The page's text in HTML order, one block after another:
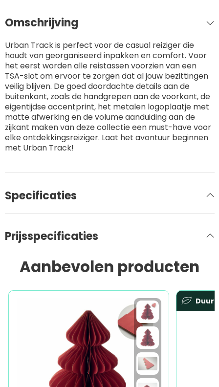
Omschrijving
Urban Track is perfect voor de casual reiziger die
houdt van georganiseerd inpakken en comfort. Voor
het eerst worden alle reistassen voorzien van een
TSA-slot om ervoor te zorgen dat al jouw bezittingen
veilig blijven. De goed doordachte details aan de
buitenkant, zoals de handgrepen aan de voorkant, de
eigentijdse accentprint, het metalen logoplaatje met
matte afwerking en de volume aanduiding aan de
zijkant maken van deze collectie een must-have voor
elke ontdekkingsreiziger. Laat het avontuur beginnen
met Urban Track!
Specificaties
Prijsspecificaties
Aanbevolen producten